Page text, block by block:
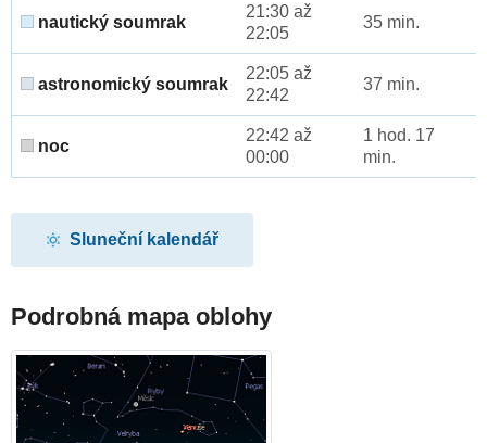
nautický soumrak
21:30 až
22:05
35 min.
astronomický soumrak
22:05 až
22:42
37 min.
noc
22:42 až
00:00
1 hod. 17
min.
Sluneční kalendář
Podrobná mapa oblohy